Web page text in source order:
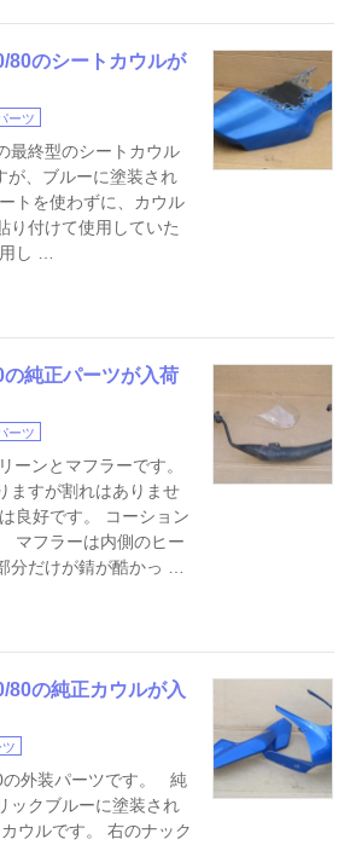
80のシートカウルが
ーツ
最終型のシートカウル
、ブルーに塗装され
トを使わずに、カウル
り付けて使用していた
し …
の純正パーツが入荷
ーツ
ンとマフラーです。
ますが割れはありませ
良好です。 コーション
マフラーは内側のヒー
分だけが錆が酷かっ …
80の純正カウルが入
ツ
の外装パーツです。 純
ックブルーに塗装され
ウルです。 右のナック